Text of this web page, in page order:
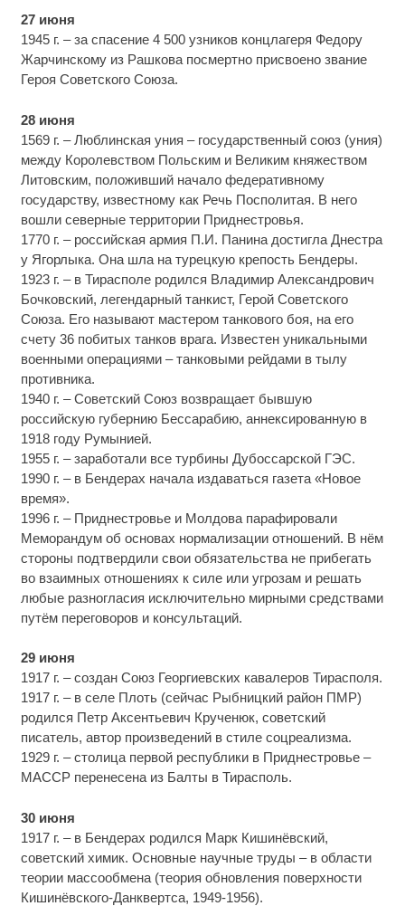
27 июня
1945 г. – за спасение 4 500 узников концлагеря Федору
Жарчинскому из Рашкова посмертно присвоено звание
Героя Советского Союза.
28 июня
1569 г. – Люблинская уния – государственный союз (уния)
между Королевством Польским и Великим княжеством
Литовским, положивший начало федеративному
государству, известному как Речь Посполитая. В него
вошли северные территории Приднестровья.
1770 г. – российская армия П.И. Панина достигла Днестра
у Ягорлыка. Она шла на турецкую крепость Бендеры.
1923 г. – в Тирасполе родился Владимир Александрович
Бочковский, легендарный танкист, Герой Советского
Союза. Его называют мастером танкового боя, на его
счету 36 побитых танков врага. Известен уникальными
военными операциями – танковыми рейдами в тылу
противника.
1940 г. – Советский Союз возвращает бывшую
российскую губернию Бессарабию, аннексированную в
1918 году Румынией.
1955 г. – заработали все турбины Дубоссарской ГЭС.
1990 г. – в Бендерах начала издаваться газета «Новое
время».
1996 г. – Приднестровье и Молдова парафировали
Меморандум об основах нормализации отношений. В нём
стороны подтвердили свои обязательства не прибегать
во взаимных отношениях к силе или угрозам и решать
любые разногласия исключительно мирными средствами
путём переговоров и консультаций.
29 июня
1917 г. – создан Союз Георгиевских кавалеров Тирасполя.
1917 г. – в селе Плоть (сейчас Рыбницкий район ПМР)
родился Петр Аксентьевич Крученюк, советский
писатель, автор произведений в стиле соцреализма.
1929 г. – столица первой республики в Приднестровье –
МАССР перенесена из Балты в Тирасполь.
30 июня
1917 г. – в Бендерах родился Марк Кишинёвский,
советский химик. Основные научные труды – в области
теории массообмена (теория обновления поверхности
Кишинёвского-Данквертса, 1949-1956).